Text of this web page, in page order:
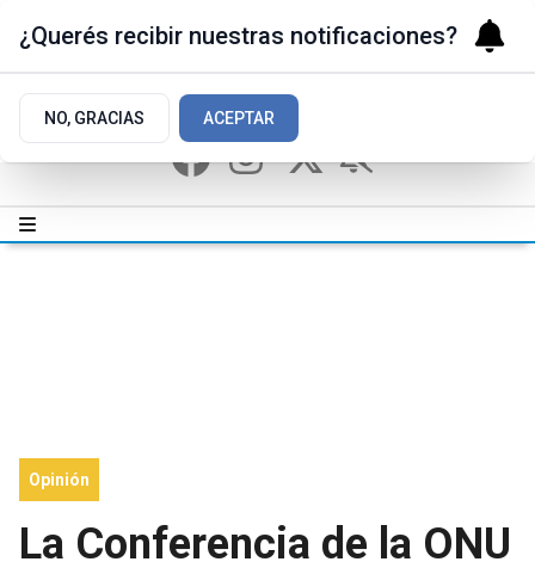
Opinión
La Conferencia de la ONU
¿Querés recibir nuestras notificaciones?
NO, GRACIAS ACEPTAR